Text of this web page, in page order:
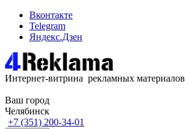
Вконтакте
Telegram
Яндекс.Дзен
Интернет-витрина рекламных материалов
Ваш город
Челябинск
+7 (351) 200-34-01